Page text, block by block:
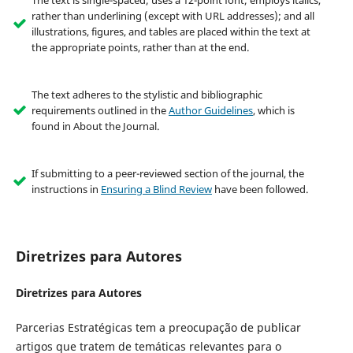
rather than underlining (except with URL addresses); and all
illustrations, figures, and tables are placed within the text at
the appropriate points, rather than at the end.
The text adheres to the stylistic and bibliographic
requirements outlined in theAuthor Guidelines, which is
found in About the Journal.
If submitting to a peer-reviewed section of the journal, the
instructions in Ensuring a Blind Reviewhave been followed.
Diretrizes para Autores
Diretrizes para Autores
Parcerias Estratégicas tem a preocupação de publicar
artigos que tratem de temáticas relevantes para o